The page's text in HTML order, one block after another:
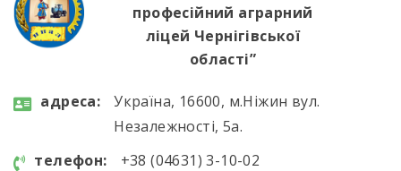
професійний аграрний
ліцей Чернігівської
області”
aдресa:
Україна, 16600, м.Ніжин вул.
Незалежності, 5а.
телефон:
+38 (04631) 3-10-02